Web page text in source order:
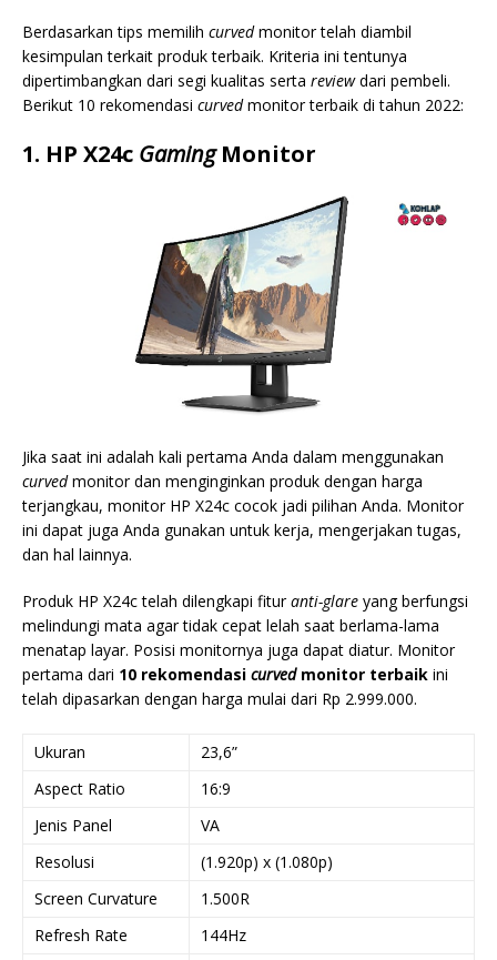
Berdasarkan tips memilih curvedmonitor telah diambil
kesimpulan terkait produk terbaik. Kriteria ini tentunya
dipertimbangkan dari segi kualitas serta reviewdari pembeli.
Berikut 10 rekomendasi curvedmonitor terbaik di tahun 2022:
1. HP X24c GamingMonitor
Jika saat ini adalah kali pertama Anda dalam menggunakan
curvedmonitor dan menginginkan produk dengan harga
terjangkau, monitor HP X24c cocok jadi pilihan Anda. Monitor
ini dapat juga Anda gunakan untuk kerja, mengerjakan tugas,
dan hal lainnya.
Produk HP X24c telah dilengkapi fituranti-glare yang berfungsi
melindungi mata agar tidak cepat lelah saat berlama-lama
menatap layar. Posisi monitornya juga dapat diatur. Monitor
pertama dari 10 rekomendasi curvedmonitor terbaik ini
telah dipasarkan dengan harga mulai dari Rp 2.999.000.
Ukuran
23,6”
Aspect Ratio
16:9
Jenis Panel
VA
Resolusi
(1.920p) x (1.080p)
Screen Curvature
1.500R
Refresh Rate
144Hz